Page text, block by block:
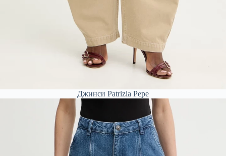
Джинси Patrizia Pepe